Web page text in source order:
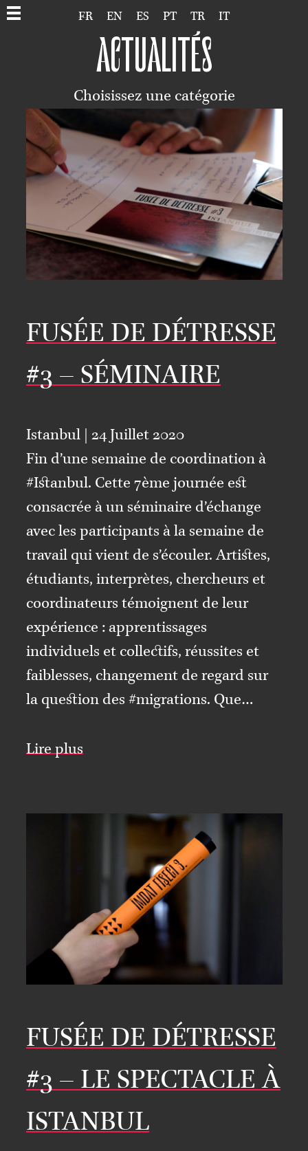
FR EN ES PT TR IT
ACTUALITÉS
Choisissez une catégorie
FUSÉE DE DÉTRESSE
#3 – SÉMINAIRE
Istanbul | 24 Juillet 2020
Fin d’une semaine de coordination à
#Istanbul. Cette 7ème journée est
consacrée à un séminaire d’échange
avec les participants à la semaine de
travail qui vient de s’écouler. Artistes,
étudiants, interprètes, chercheurs et
coordinateurs témoignent de leur
expérience : apprentissages
individuels et collectifs, réussites et
faiblesses, changement de regard sur
la question des #migrations. Que…
Lire plus
FUSÉE DE DÉTRESSE
#3 – LE SPECTACLE À
ISTANBUL